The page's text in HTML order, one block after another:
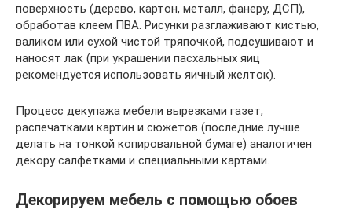
поверхность (дерево, картон, металл, фанеру, ДСП),
обработав клеем ПВА. Рисунки разглаживают кистью,
валиком или сухой чистой тряпочкой, подсушивают и
наносят лак (при украшении пасхальных яиц
рекомендуется использовать яичный желток).
Процесс декупажа мебели вырезками газет,
распечатками картин и сюжетов (последние лучше
делать на тонкой копировальной бумаге) аналогичен
декору салфетками и специальными картами.
Декорируем мебель с помощью обоев